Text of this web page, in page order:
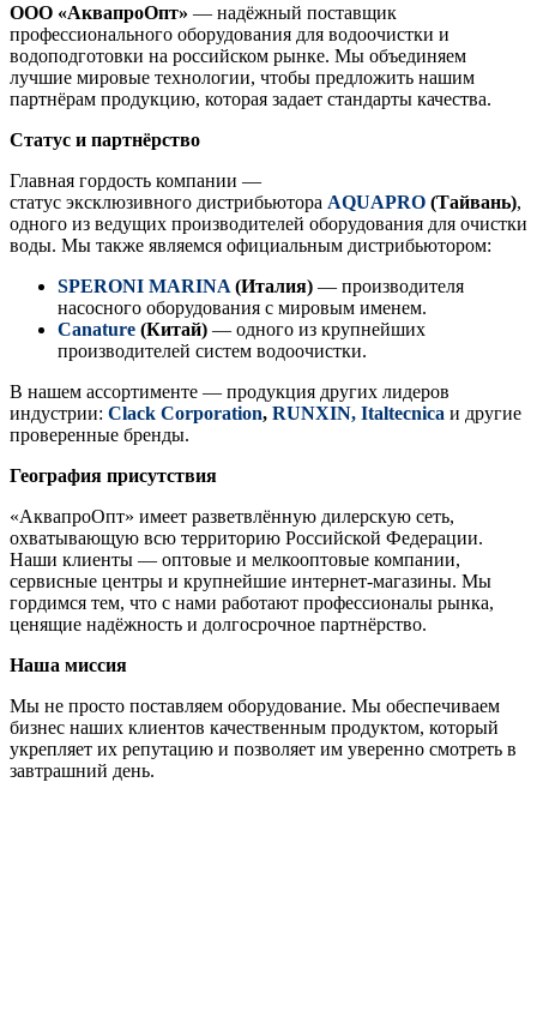
ООО «АквапроОпт» — надёжный поставщик
профессионального оборудования для водоочистки и
водоподготовки на российском рынке. Мы объединяем
лучшие мировые технологии, чтобы предложить нашим
партнёрам продукцию, которая задает стандарты качества.
Статус и партнёрство
Главная гордость компании —
статус эксклюзивного дистрибьютора AQUAPRO (Тайвань),
одного из ведущих производителей оборудования для очистки
воды. Мы также являемся официальным дистрибьютором:
SPERONI MARINA (Италия) — производителя
насосного оборудования с мировым именем.
Canature (Китай) — одного из крупнейших
производителей систем водоочистки.
В нашем ассортименте — продукция других лидеров
индустрии: Clack Corporation, RUNXIN, Italtecnica и другие
проверенные бренды.
География присутствия
«АквапроОпт» имеет разветвлённую дилерскую сеть,
охватывающую всю территорию Российской Федерации.
Наши клиенты — оптовые и мелкооптовые компании,
сервисные центры и крупнейшие интернет-магазины. Мы
гордимся тем, что с нами работают профессионалы рынка,
ценящие надёжность и долгосрочное партнёрство.
Наша миссия
Мы не просто поставляем оборудование. Мы обеспечиваем
бизнес наших клиентов качественным продуктом, который
укрепляет их репутацию и позволяет им уверенно смотреть в
завтрашний день.